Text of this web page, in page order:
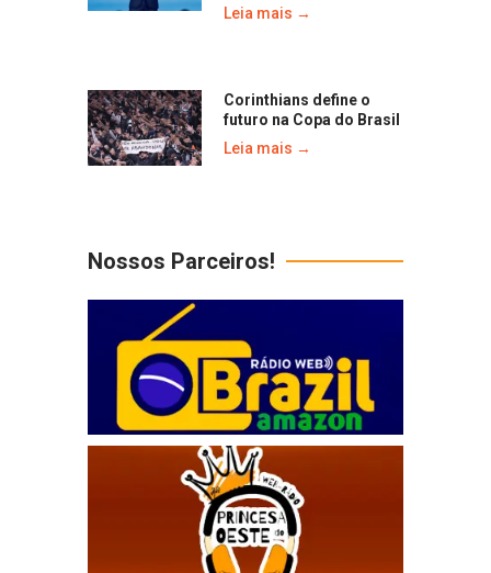
Leia mais →
Corinthians define o
futuro na Copa do Brasil
Leia mais →
Nossos Parceiros!